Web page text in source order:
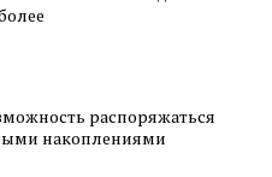
распоряжаться
накоплениями